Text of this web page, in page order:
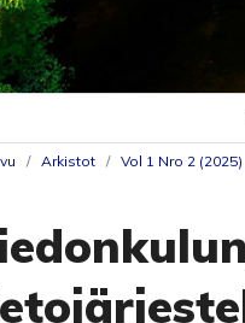
/ Arkistot / Vol 1 Nro 2 (2025)